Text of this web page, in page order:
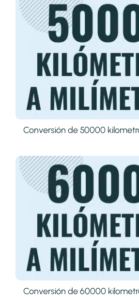
Conversión de 50000
Conversión de 60000